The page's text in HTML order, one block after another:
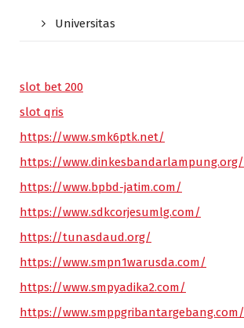
Universitas
slot bet 200
slot qris
https://www.smk6ptk.net/
https://www.dinkesbandarlampung.org/
https://www.bpbd-jatim.com/
https://www.sdkcorjesumlg.com/
https://tunasdaud.org/
https://www.smpn1warusda.com/
https://www.smpyadika2.com/
https://www.smppgribantargebang.com/